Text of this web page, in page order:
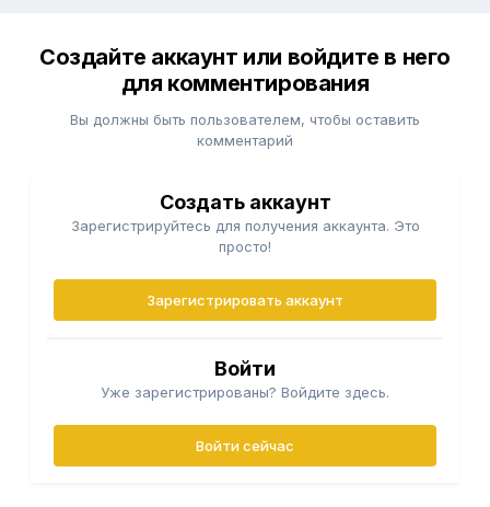
Создайте аккаунт или войдите в него
для комментирования
Вы должны быть пользователем, чтобы оставить
комментарий
Создать аккаунт
Зарегистрируйтесь для получения аккаунта. Это
просто!
Зарегистрировать аккаунт
Войти
Уже зарегистрированы? Войдите здесь.
Войти сейчас